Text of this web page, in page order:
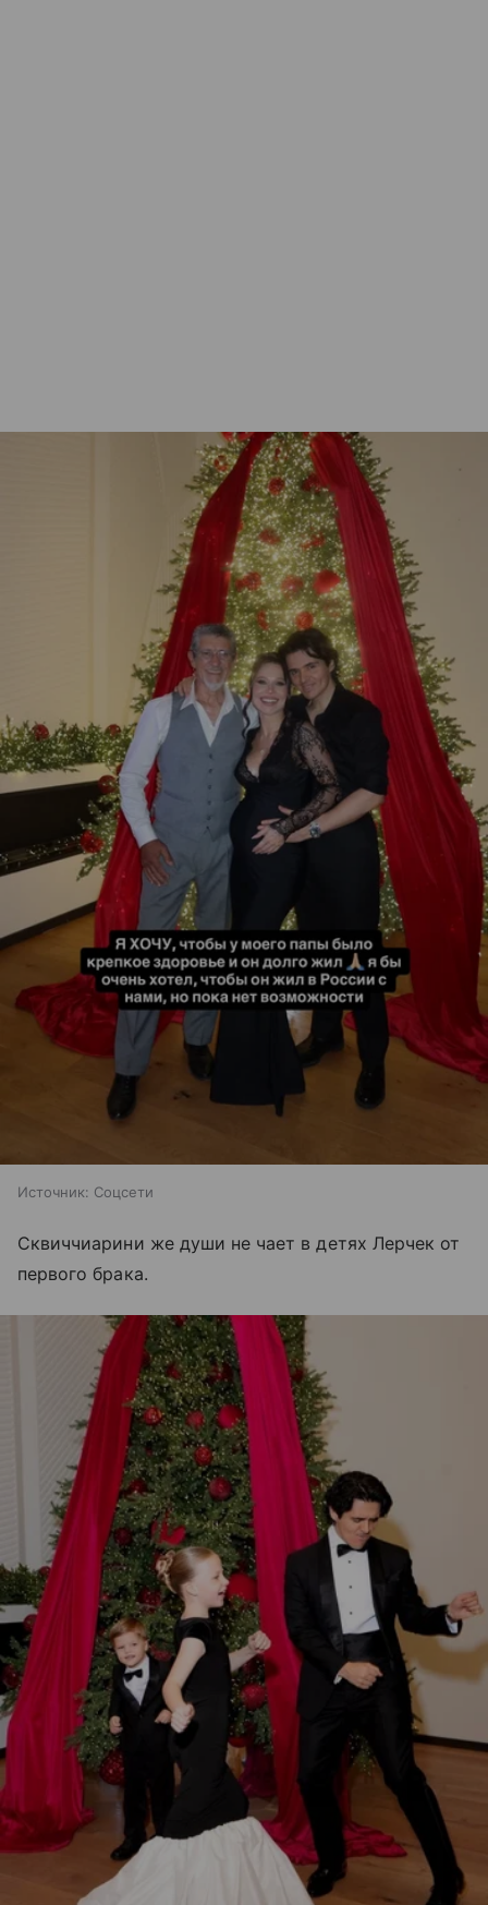
Источник: Соцсети
Сквиччиарини же души не чает в детях Лерчек от
первого брака.